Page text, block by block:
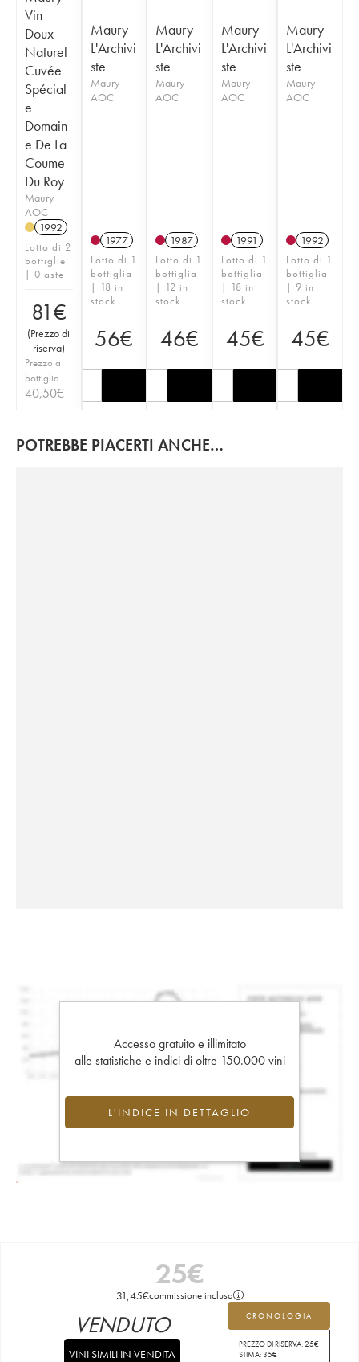
Vin
Doux
Naturel
Cuvée
Spécial
e
Domain
e De La
Coume
Du Roy
Maury
AOC
1992
Lotto di 2
bottiglie
| 0 aste
81€
(Prezzo di
riserva)
Prezzo a
bottiglia
40,50€
Maury
L'Archivi
ste
Maury
AOC
1977
Lotto di 1
bottiglia
| 18 in
stock
56€
Maury
L'Archivi
ste
Maury
AOC
1987
Lotto di 1
bottiglia
| 12 in
stock
46€
Maury
L'Archivi
ste
Maury
AOC
1991
Lotto di 1
bottiglia
| 18 in
stock
45€
Maury
L'Archivi
ste
Maury
AOC
1992
Lotto di 1
bottiglia
| 9 in
stock
45€
POTREBBE PIACERTI ANCHE…
Accesso gratuito e illimitato
alle statistiche e indici di oltre 150.000 vini
L'INDICE IN DETTAGLIO
25€
31,45€commissione inclusa
CRONOLOGIA
PREZZO DI RISERVA:25€
STIMA:35€
VENDUTO
VINI SIMILI IN VENDITA